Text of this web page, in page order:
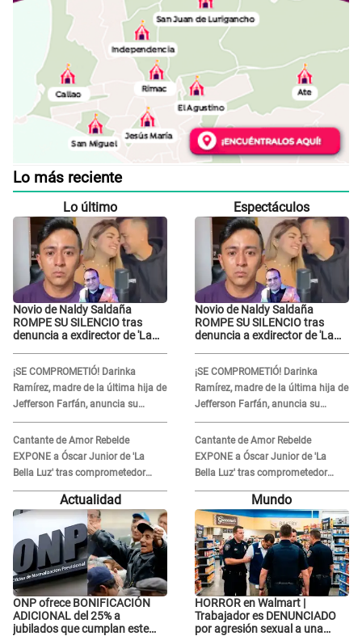
Lo más reciente
Lo último
Novio de Naldy Saldaña
ROMPE SU SILENCIO tras
denuncia a exdirector de 'La
¡SE COMPROMETIÓ! Darinka
Ramírez, madre de la última hija de
Jefferson Farfán, anuncia su
compromiso: "Sí, para siempre"
Cantante de Amor Rebelde
EXPONE a Óscar Junior de 'La
Bella Luz' tras comprometedor
video y detalla DESAGRADABLE
momento: "Me hizo sentir
Espectáculos
Novio de Naldy Saldaña
ROMPE SU SILENCIO tras
denuncia a exdirector de 'La
¡SE COMPROMETIÓ! Darinka
Ramírez, madre de la última hija de
Jefferson Farfán, anuncia su
compromiso: "Sí, para siempre"
Cantante de Amor Rebelde
EXPONE a Óscar Junior de 'La
Bella Luz' tras comprometedor
video y detalla DESAGRADABLE
momento: "Me hizo sentir
incómoda"
Actualidad
ONP ofrece BONIFICACIÓN
ADICIONAL del 25% a
jubilados que cumplan este
Mundo
HORROR en Walmart |
Trabajador es DENUNCIADO
por agresión sexual a una